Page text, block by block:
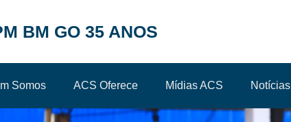
BM GO 35 ANOS
Somos ACS Oferece Mídias ACS Notícias